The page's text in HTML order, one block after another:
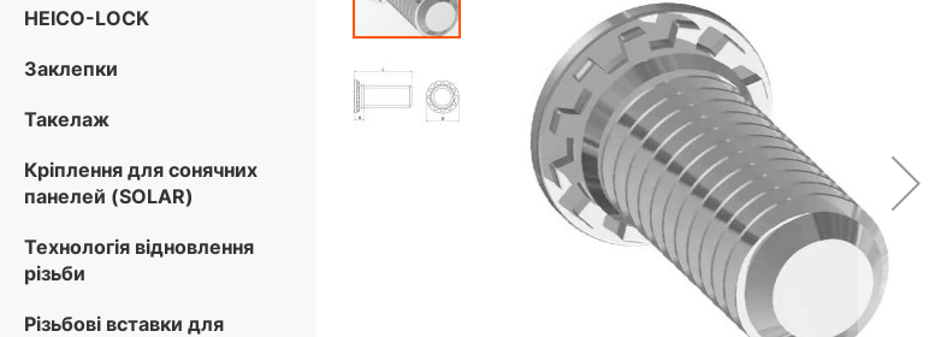
галереї
зображень
HEICO-LOCK
Заклепки
Такелаж
Кріплення для сонячних
панелей (SOLAR)
Технологія відновлення
різьби
Різьбові вставки для